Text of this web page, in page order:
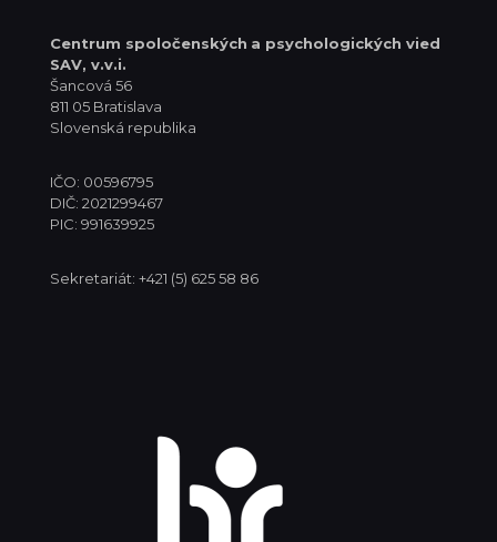
Centrum spoločenských a psychologických vied
SAV, v.v.i.
Šancová 56
811 05 Bratislava
Slovenská republika
IČO: 00596795
DIČ: 2021299467
PIC: 991639925
Sekretariát: +421 (5) 625 58 86